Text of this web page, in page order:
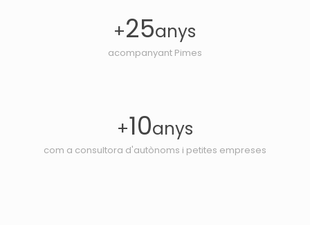
+25anys
acompanyant Pimes
+10anys
com a consultora d'autònoms i petites empreses